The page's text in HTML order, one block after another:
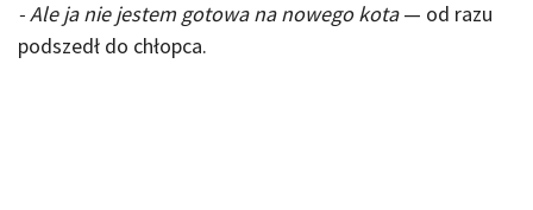
- Ale ja nie jestem gotowa na nowego kota— od razu
podszedł do chłopca.